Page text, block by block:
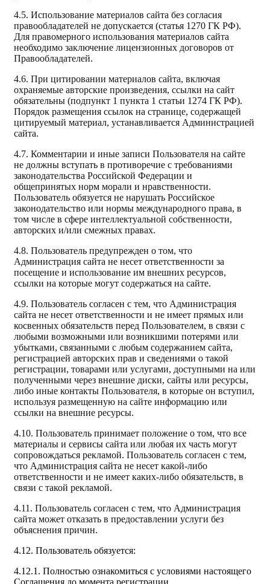
4.5. Использование материалов сайта без согласия
правообладателей не допускается (статья 1270 ГК РФ).
Для правомерного использования материалов сайта
необходимо заключение лицензионных договоров от
Правообладателей.
4.6. При цитировании материалов сайта, включая
охраняемые авторские произведения, ссылки на сайт
обязательны (подпункт 1 пункта 1 статьи 1274 ГК РФ).
Порядок размещения ссылок на странице, содержащей
цитируемый материал, устанавливается Администрацией
сайта.
4.7. Комментарии и иные записи Пользователя на сайте
не должны вступать в противоречие с требованиями
законодательства Российской Федерации и
общепринятых норм морали и нравственности.
Пользователь обязуется не нарушать Российское
законодательство или нормы международного права, в
том числе в сфере интеллектуальной собственности,
авторских и/или смежных правах.
4.8. Пользователь предупрежден о том, что
Администрация сайта не несет ответственности за
посещение и использование им внешних ресурсов,
ссылки на которые могут содержаться на сайте.
4.9. Пользователь согласен с тем, что Администрация
сайта не несет ответственности и не имеет прямых или
косвенных обязательств перед Пользователем, в связи с
любыми возможными или возникшими потерями или
убытками, связанными с любым содержанием сайта,
регистрацией авторских прав и сведениями о такой
регистрации, товарами или услугами, доступными на или
полученными через внешние диски, сайты или ресурсы,
либо иные контакты Пользователя, в которые он вступил,
используя размещенную на сайте информацию или
ссылки на внешние ресурсы.
4.10. Пользователь принимает положение о том, что все
материалы и сервисы сайта или любая их часть могут
сопровождаться рекламой. Пользователь согласен с тем,
что Администрация сайта не несет какой-либо
ответственности и не имеет каких-либо обязательств, в
связи с такой рекламой.
4.11. Пользователь согласен с тем, что Администрация
сайта может отказать в предоставлении услуги без
объяснения причин.
4.12. Пользователь обязуется:
4.12.1. Полностью ознакомиться с условиями настоящего
Соглашения до момента регистрации.